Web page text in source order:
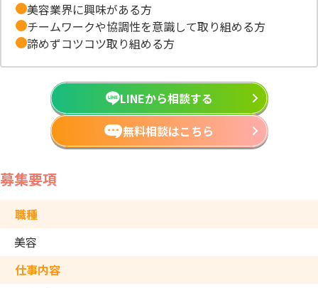
美容業界に興味がある方
チームワークや協調性を意識して取り組める方
諦めずコツコツ取り組める方
LINEから相談する
無料相談はこちら
募集要項
職種
美容
仕事内容